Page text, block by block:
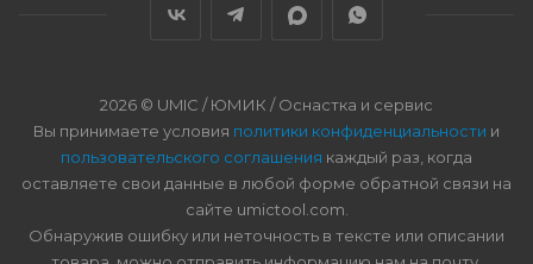
2026 © UMIC / ЮМИК / Оснастка и сервис
Вы принимаете условия политики конфиденциальности и
пользовательского соглашения каждый раз, когда
оставляете свои данные в любой форме обратной связи на
сайте umictool.com.
Обнаружив ошибку или неточность в тексте или описании